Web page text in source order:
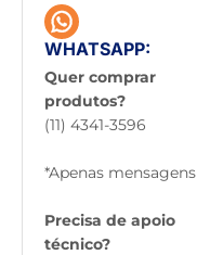
WHATSAPP:
Quer comprar
produtos?
(11) 4341-3596
*Apenas mensagens
Precisa de apoio
técnico?